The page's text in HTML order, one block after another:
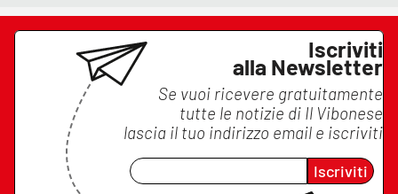
Iscriviti
alla Newsletter
Se vuoi ricevere gratuitamente
tutte le notizie di Il Vibonese
lascia il tuo indirizzo email e iscriviti
Iscriviti